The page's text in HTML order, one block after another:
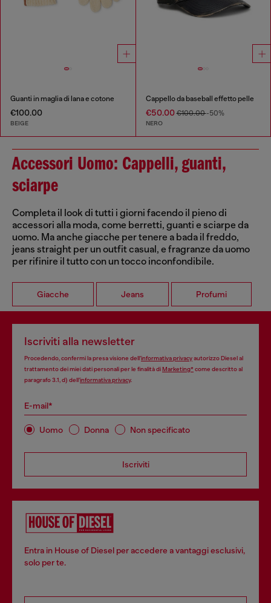
Guanti in maglia di lana e cotone
€100.00
BEIGE
Cappello da baseball effetto pelle
€50.00€100.00-50%
NERO
Accessori Uomo: Cappelli, guanti,
sciarpe
Completa il look di tutti i giorni facendo il pieno di
accessori alla moda, come berretti, guanti e sciarpe da
uomo. Ma anche giacche per tenere a bada il freddo,
jeans straight per un outfit casual, e fragranze da uomo
per rifinire il tutto con un tocco inconfondibile.
Giacche Jeans Profumi
Iscriviti alla newsletter
Procedendo, confermi la presa visione dell’informativa privacyautorizzo Diesel al
trattamento dei miei dati personali per le finalità diMarketing*come descritto al
paragrafo 3.1, d) dell’informativa privacy.
E-mail*
Uomo Donna Non specificato
Iscriviti
Entra in House of Diesel per accedere a vantaggi esclusivi,
solo per te.